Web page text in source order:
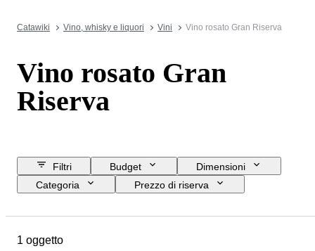
Catawiki Vino, whisky e liquori Vini Vino rosato Gran Riserva
Vino rosato Gran
Riserva
Filtri Budget
Dimensioni
Categoria
Prezzo di riserva
Condizioni
1 oggetto